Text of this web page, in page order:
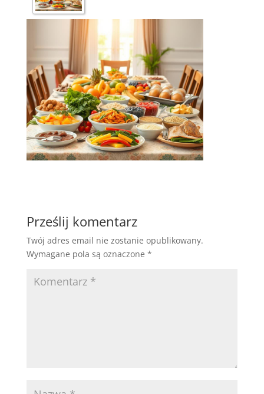
Prześlij komentarz
Twój adres email nie zostanie opublikowany.
Wymagane pola są oznaczone *